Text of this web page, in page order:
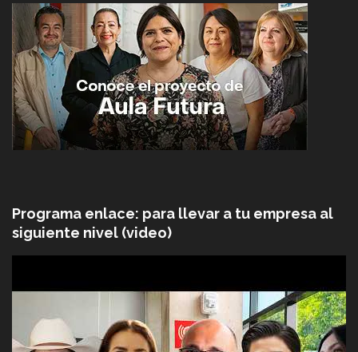
Programa enlace: para llevar a tu empresa al
siguiente nivel (video)